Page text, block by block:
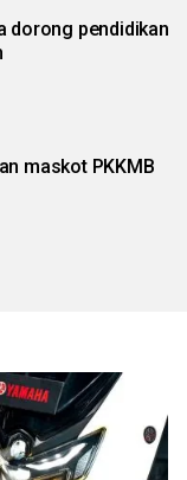
dorong pendidikan
maskot PKKMB